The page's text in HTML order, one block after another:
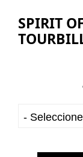
SPIRIT